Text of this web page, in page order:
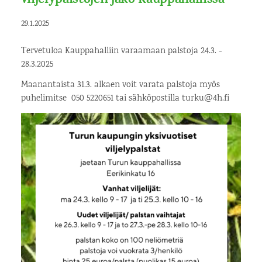
29.1.2025
Tervetuloa Kauppahalliin varaamaan palstoja 24.3. -
28.3.2025
Maanantaista 31.3. alkaen voit varata palstoja myös
puhelimitse 050 5220651 tai sähköpostilla turku@4h.fi